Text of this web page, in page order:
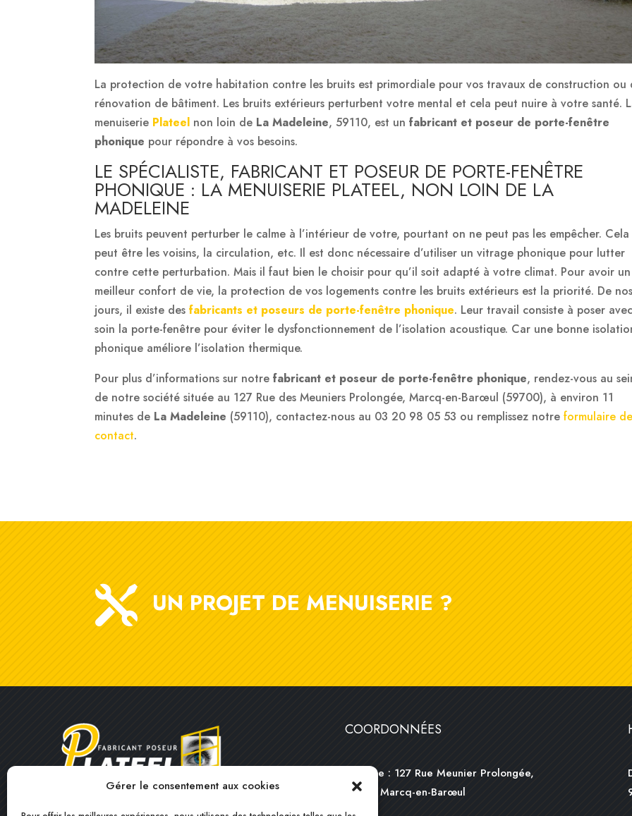
Gérer le consentement aux cookies
La protection de votre habitation contre les bruits est primordiale pour vos travaux de construction ou
rénovation de bâtiment. Les bruits extérieurs perturbent votre mental et cela peut nuire à votre santé.
menuiserie Plateel non loin de La Madeleine, 59110, est unfabricant et poseur de porte-fenêtre
phonique pour répondre à vos besoins.
LE SPÉCIALISTE, FABRICANT ET POSEUR DE PORTE-FENÊTRE
PHONIQUE : LA MENUISERIE PLATEEL, NON LOIN DE LA
MADELEINE
Les bruits peuvent perturber le calme à l’intérieur de votre, pourtant on ne peut pas les empêcher. Cela
peut être les voisins, la circulation, etc. Il est donc nécessaire d’utiliser un vitrage phonique pour lutter
contre cette perturbation. Mais il faut bien le choisir pour qu’il soit adapté à votre climat. Pour avoir un
meilleur confort de vie, la protection de vos logements contre les bruits extérieurs est la priorité. De nos
jours, il existe desfabricants et poseurs de porte-fenêtre phonique. Leur travail consiste à poser avec
soin la porte-fenêtre pour éviter le dysfonctionnement de l’isolation acoustique. Car une bonne
phonique améliore l’isolation thermique.
Pour plus d’informations sur notrefabricant et poseur de porte-fenêtre phonique, rendez-vous au
de notre société située au 127 Rue des Meuniers Prolongée, Marcq-en-Barœul (59700), à environ 11
minutes de La Madeleine (59110), contactez-nous au 03 20 98 05 53 ou remplissez notreformulaire de
contact.
 UN PROJET DE MENUISERIE ?
COORDONNÉES
Adresse : 127 Rue Meunier Prolongée,
59700 Marcq-en-Barœul